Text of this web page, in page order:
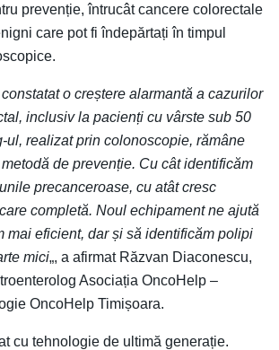
prevenție, întrucât cancere colorectale
care pot fi îndepărtați în timpul
o creștere alarmantă a cazurilor
inclusiv la pacienți cu vârste sub 50
ul, realizat prin colonoscopie, rămâne
de prevenție. Cu cât identificăm
precanceroase, cu atât cresc
completă. Noul echipament ne ajută
mai eficient, dar și să identificăm polipi
mici„, a afirmat Răzvan Diaconescu,
Asociația OncoHelp –
OncoHelp Timișoara.
cu tehnologie de ultimă generație.